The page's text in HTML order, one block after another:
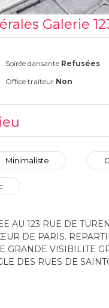
Galerie
Soirée dansante Refusées
Office traiteur Non
Minimaliste
AU 123 RUE DE
DE PARIS.
GRANDE VISIBILITE
DES RUES DE
CE LIEU
BOISERIES